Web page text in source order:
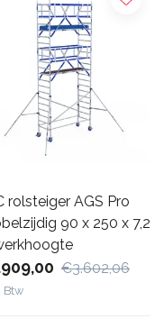
rolsteiger AGS Pro
90 x 250 x 7,2
€3.602,06
Btw